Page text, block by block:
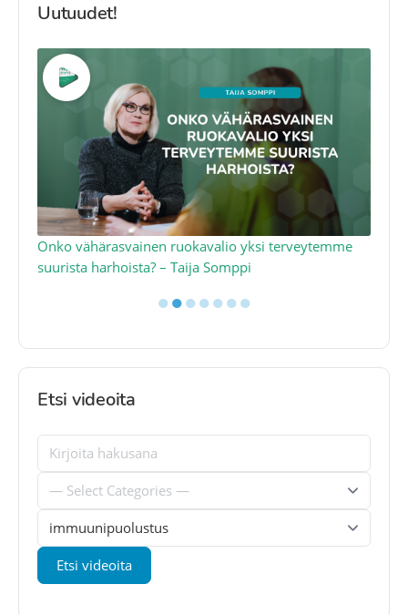
Uutuudet!
Onko vähärasvainen ruokavalio yksi terveytemme
suurista harhoista? – Taija Somppi
●●●●●●●
Etsi videoita